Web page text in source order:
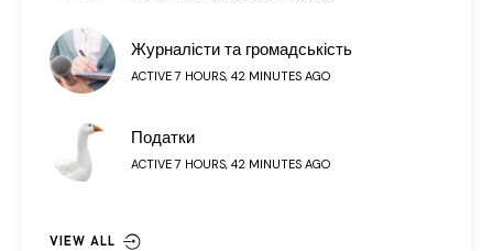
Журналісти та громадськість
ACTIVE 7 HOURS, 42 MINUTES AGO
Податки
ACTIVE 7 HOURS, 42 MINUTES AGO
VIEW ALL